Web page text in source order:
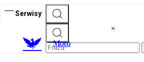
Serwisy
Moto